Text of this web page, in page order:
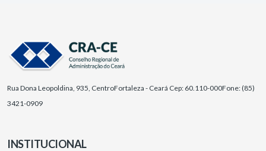
Rua Dona Leopoldina, 935, CentroFortaleza - Ceará Cep: 60.110-000Fone: (85)
3421-0909
INSTITUCIONAL